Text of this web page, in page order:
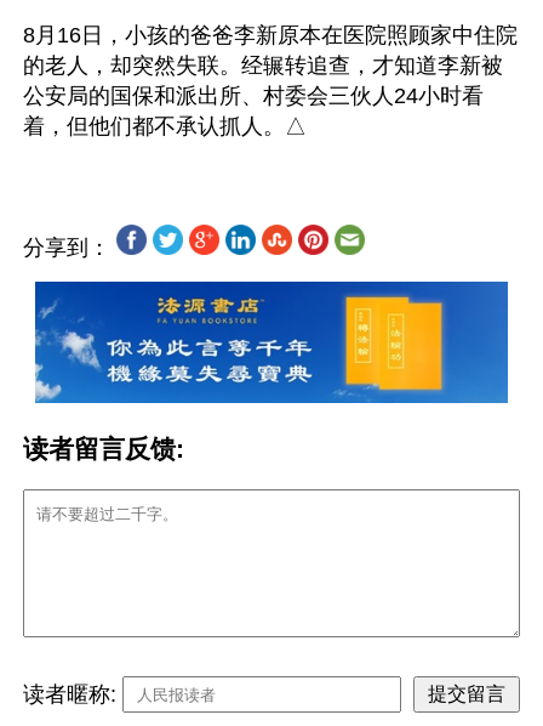
8月16日，小孩的爸爸李新原本在医院照顾家中住院
的老人，却突然失联。经辗转追查，才知道李新被
公安局的国保和派出所、村委会三伙人24小时看
分享到：
读者留言反馈:
读者暱称: